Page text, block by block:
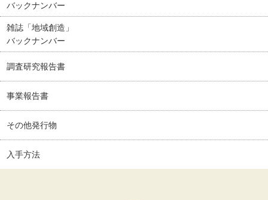
バックナンバー
雑誌「地域創造」
バックナンバー
調査研究報告書
事業報告書
その他発行物
入手方法